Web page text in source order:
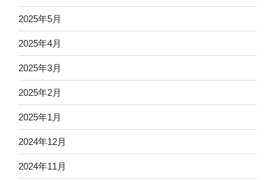
2025年5月
2025年4月
2025年3月
2025年2月
2025年1月
2024年12月
2024年11月